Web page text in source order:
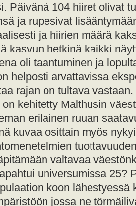
Päivänä 104 hiiret olivat
ja rupesivat
ja hiirien määrä
kasvun hetkinä kaikki
oli taantuminen ja
helposti arvattavissa
rajan on tultava
on kehitetty Malthusin
erilainen ruuan
kuvaa osittain myös
valtavaa
universumissa 25?
koon lähestyessä
jossa ne